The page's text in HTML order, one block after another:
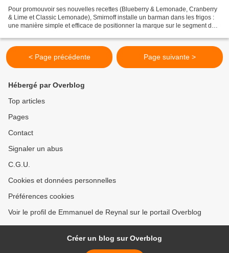
Pour promouvoir ses nouvelles recettes (Blueberry & Lemonade, Cranberry
& Lime et Classic Lemonade), Smirnoff installe un barman dans les frigos :
une manière simple et efficace de positionner la marque sur le segment des
< Page précédente Page suivante >
Hébergé par Overblog
Top articles
Pages
Contact
Signaler un abus
C.G.U.
Cookies et données personnelles
Préférences cookies
Voir le profil de Emmanuel de Reynal sur le portail Overblog
Créer un blog sur Overblog